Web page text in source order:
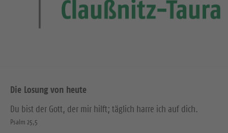
Die Losung von heute
Du bist der Gott, der mir hilft; täglich harre ich auf dich.
Psalm 25,5